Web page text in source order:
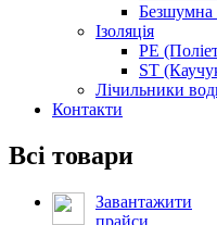
Безшумна
Ізоляція
PE
ST
Лічильники
Контакти
Всі товари
Завантажити
прайси